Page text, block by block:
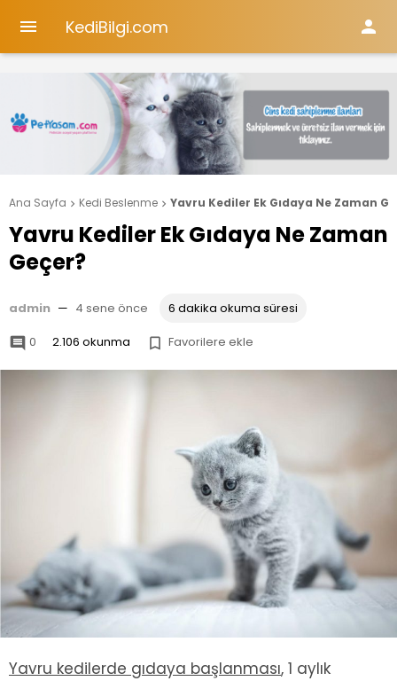
 KediBilgi.com 
Ana Sayfa  Kedi Beslenme  Yavru Kediler Ek Gıdaya Ne Zaman
Yavru Kediler Ek Gıdaya Ne Zaman
Geçer?
admin — 4 sene önce 6 dakika okuma süresi
 0 2.106 okunma  Favorilere ekle
Yavru kedilerde gıdaya başlanması, 1 aylık